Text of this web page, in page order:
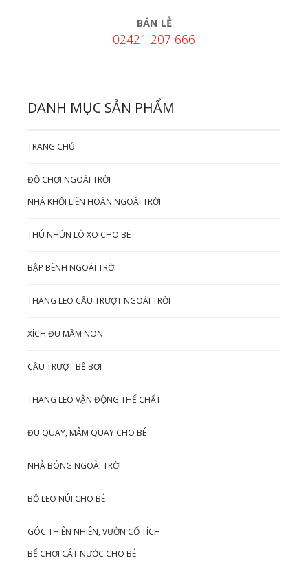
BÁN LẺ
02421 207 666
DANH MỤC SẢN PHẨM
TRANG CHỦ
ĐỒ CHƠI NGOÀI TRỜI
NHÀ KHỐI LIÊN HOÀN NGOÀI TRỜI
THÚ NHÚN LÒ XO CHO BÉ
BẬP BÊNH NGOÀI TRỜI
THANG LEO CẦU TRƯỢT NGOÀI TRỜI
XÍCH ĐU MẦM NON
CẦU TRƯỢT BỂ BƠI
THANG LEO VẬN ĐỘNG THỂ CHẤT
ĐU QUAY, MÂM QUAY CHO BÉ
NHÀ BÓNG NGOÀI TRỜI
BỘ LEO NÚI CHO BÉ
GÓC THIÊN NHIÊN, VƯỜN CỔ TÍCH
BỂ CHƠI CÁT NƯỚC CHO BÉ